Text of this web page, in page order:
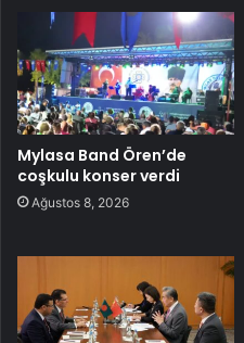
Mylasa Band Ören’de
coşkulu konser verdi
Ağustos 8, 2026